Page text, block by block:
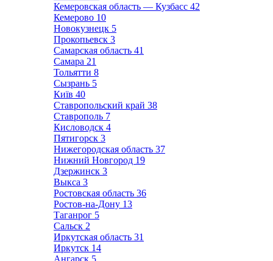
Кемеровская область — Кузбасс 42
Кемерово 10
Новокузнецк 5
Прокопьевск 3
Самарская область 41
Самара 21
Тольятти 8
Сызрань 5
Київ 40
Ставропольский край 38
Ставрополь 7
Кисловодск 4
Пятигорск 3
Нижегородская область 37
Нижний Новгород 19
Дзержинск 3
Выкса 3
Ростовская область 36
Ростов-на-Дону 13
Таганрог 5
Сальск 2
Иркутская область 31
Иркутск 14
Ангарск 5